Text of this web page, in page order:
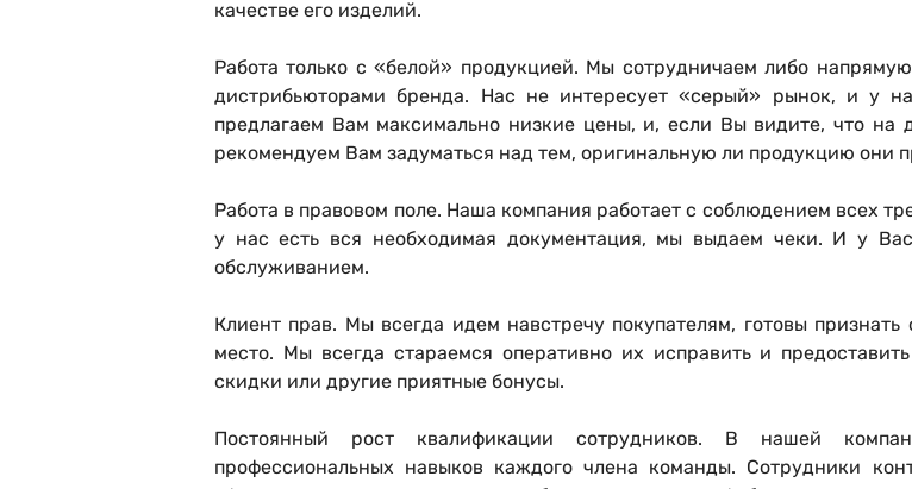
качестве его изделий.
Работа только с «белой» продукцией. Мы сотрудничаем либо
дистрибьюторами бренда. Нас не интересует «серый» рынок, и у
предлагаем Вам максимально низкие цены, и, если Вы видите, что
рекомендуем Вам задуматься над тем, оригинальную ли продукцию они
Работа в правовом поле. Наша компания работает с соблюдением всех
у нас есть вся необходимая документация, мы выдаем чеки. И у
обслуживанием.
Клиент прав. Мы всегда идем навстречу покупателям, готовы
место. Мы всегда стараемся оперативно их исправить и
скидки или другие приятные бонусы.
Постоянный рост квалификации сотрудников. В нашей
профессиональных навыков каждого члена команды. Сотрудники